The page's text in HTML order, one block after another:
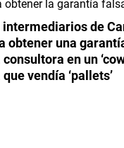
intermediarios de
obtener una
consultora en un
que vendía ‘pallets’